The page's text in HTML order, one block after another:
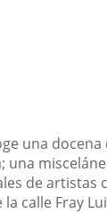
una
una
de artistas
calle Fray